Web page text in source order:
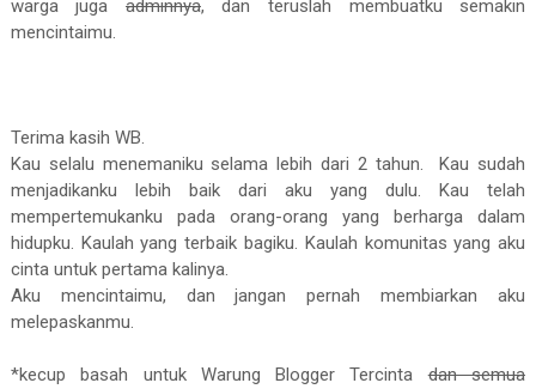
warga juga adminnya, dan teruslah membuatku semakin
mencintaimu.
Terima kasih WB.
Kau selalu menemaniku selama lebih dari 2 tahun. Kau sudah
menjadikanku lebih baik dari aku yang dulu. Kau telah
mempertemukanku pada orang-orang yang berharga dalam
hidupku. Kaulah yang terbaik bagiku. Kaulah komunitas yang aku
cinta untuk pertama kalinya.
Aku mencintaimu, dan jangan pernah membiarkan aku
melepaskanmu.
*kecup basah untuk Warung Blogger Tercintadan semua